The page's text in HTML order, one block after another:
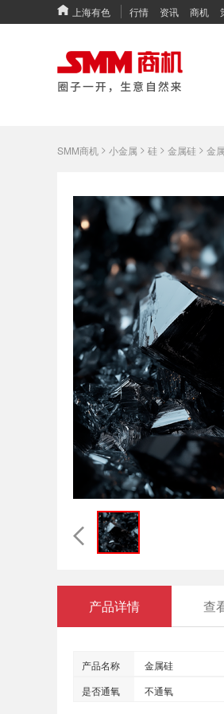
上海有色 行情 资讯 商机
SMM商机 > 小金属 > 硅 > 金属硅 > 金
产品详情 查
产品名称 金属硅
是否通氧
不通氧